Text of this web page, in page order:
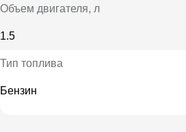
Объем двигателя, л
1.5
Тип топлива
Бензин